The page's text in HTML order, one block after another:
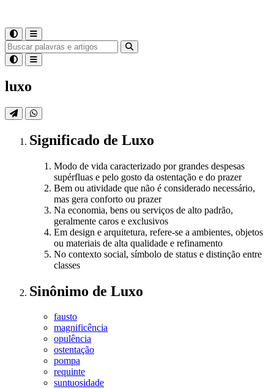
luxo
Significado de Luxo
Modo de vida caracterizado por grandes despesas
supérfluas e pelo gosto da ostentação e do prazer
Bem ou atividade que não é considerado necessário,
mas gera conforto ou prazer
Na economia, bens ou serviços de alto padrão,
geralmente caros e exclusivos
Em design e arquitetura, refere-se a ambientes, objetos
ou materiais de alta qualidade e refinamento
No contexto social, símbolo de status e distinção entre
classes
Sinônimo de Luxo
fausto
magnificência
opulência
ostentação
pompa
requinte
suntuosidade